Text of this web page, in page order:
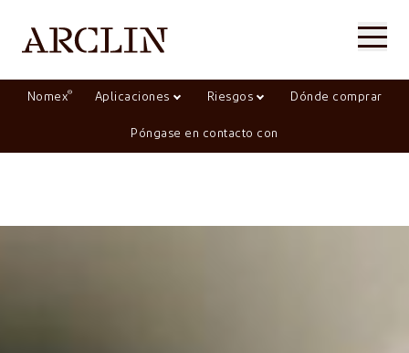
Nomex® Aplicaciones Riesgos Dónde comprar
Póngase en contacto con